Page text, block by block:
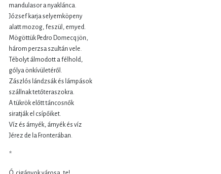
mandulasor a nyaklánca.
József karja selyemköpeny
alatt mozog, feszül, ernyed.
Mögöttük Pedro Domecq jön,
három perzsa szultán vele.
Tébolyt álmodott a félhold,
gólya önkívületéről.
Zászlós lándzsák és lámpások
szállnak tetőteraszokra.
A tükrök előtt táncosnők
siratják el csípőiket.
Víz és árnyék, árnyék és víz
Jérez de la Fronterában.
*